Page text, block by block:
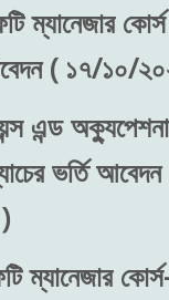
ম্যানেজার
( ১৭/১০/
এন্ড
ভর্তি
ম্যানেজার